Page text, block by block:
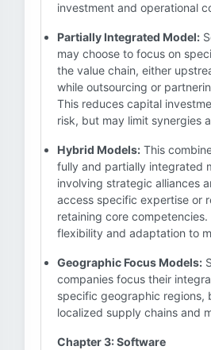
investment and operational
Partially Integrated Model:
may choose to focus on
the value chain, either
while outsourcing or
This reduces capital
risk, but may limit synergies
Hybrid Models: This
fully and partially integrated
involving strategic alliances
access specific expertise or
retaining core competencies.
flexibility and adaptation to
Geographic Focus Models:
companies focus their
specific geographic regions,
localized supply chains and
Chapter 3: Software